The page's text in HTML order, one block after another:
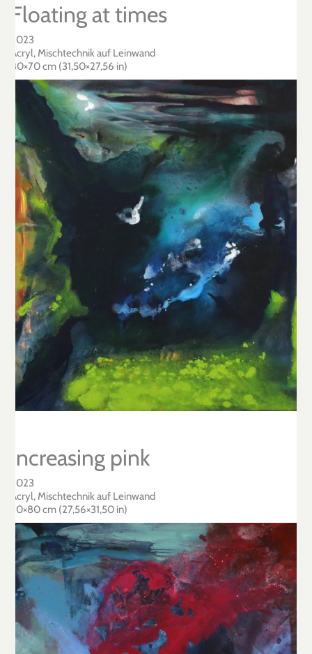
Floating at times
2023
Acryl, Mischtechnik auf Leinwand
80×70 cm (31,50×27,56 in)
Increasing pink
2023
Acryl, Mischtechnik auf Leinwand
70×80 cm (27,56×31,50 in)